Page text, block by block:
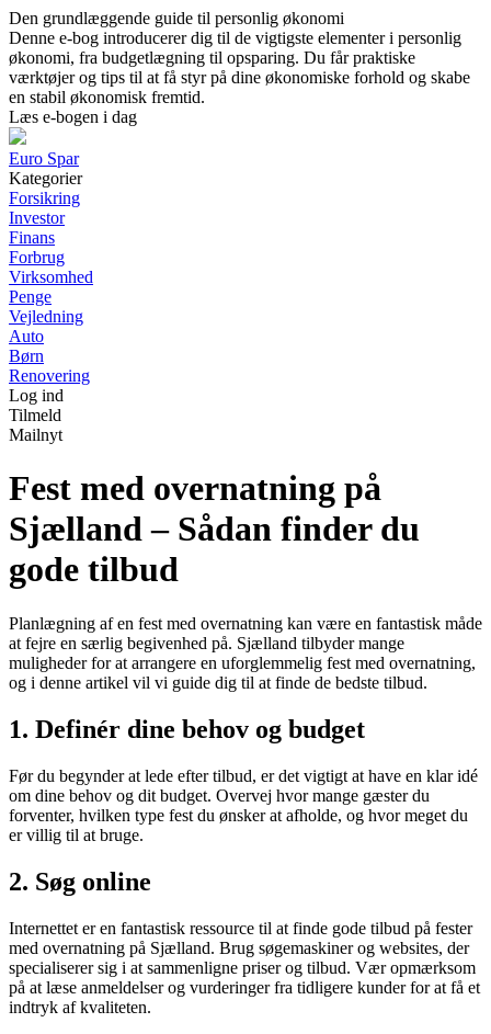
Den grundlæggende guide til personlig økonomi
Denne e-bog introducerer dig til de vigtigste elementer i personlig
økonomi, fra budgetlægning til opsparing. Du får praktiske
værktøjer og tips til at få styr på dine økonomiske forhold og skabe
en stabil økonomisk fremtid.
Læs e-bogen i dag
Euro Spar
Kategorier
Forsikring
Investor
Finans
Forbrug
Virksomhed
Penge
Vejledning
Auto
Børn
Renovering
Log ind
Tilmeld
Mailnyt
Fest med overnatning på
Sjælland – Sådan finder du
gode tilbud
Planlægning af en fest med overnatning kan være en fantastisk måde
at fejre en særlig begivenhed på. Sjælland tilbyder mange
muligheder for at arrangere en uforglemmelig fest med overnatning,
og i denne artikel vil vi guide dig til at finde de bedste tilbud.
1. Definér dine behov og budget
Før du begynder at lede efter tilbud, er det vigtigt at have en klar idé
om dine behov og dit budget. Overvej hvor mange gæster du
forventer, hvilken type fest du ønsker at afholde, og hvor meget du
er villig til at bruge.
2. Søg online
Internettet er en fantastisk ressource til at finde gode tilbud på fester
med overnatning på Sjælland. Brug søgemaskiner og websites, der
specialiserer sig i at sammenligne priser og tilbud. Vær opmærksom
på at læse anmeldelser og vurderinger fra tidligere kunder for at få et
indtryk af kvaliteten.